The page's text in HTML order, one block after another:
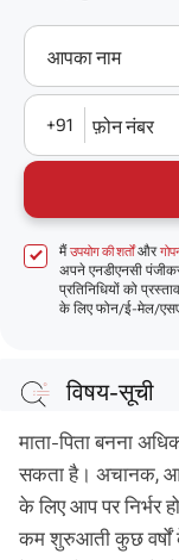
आपका नाम
+91 फ़ोन नंबर
मैंउपयोग की शर्तोंऔर
अपने एनडीएनसी
प्रतिनिधियों को
के लिए फोन/ई-मेल/
विषय-सूची
लक्ष्य-
अपना
एक नजर
माता-पिता बनना
सकता है। अचानक,
के लिए आप पर निर्भर
कम शुरुआती कुछ वर्षों